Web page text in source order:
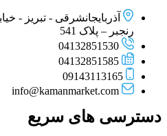
آذربایجانشرقی - تبریز -
رنجبر – پلاک 541
04132851530
04132851585
09143113165
info@kamanmarket.com
دسترسی های سریع